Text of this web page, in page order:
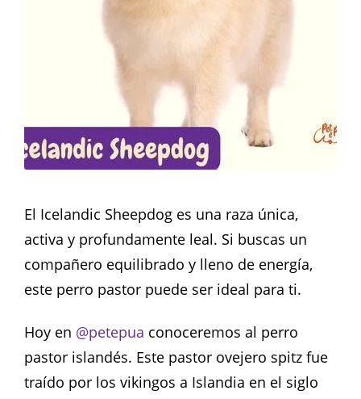
El Icelandic Sheepdog es una raza única,
activa y profundamente leal. Si buscas un
compañero equilibrado y lleno de energía,
este perro pastor puede ser ideal para ti.
Hoy en @petepua conoceremos al perro
pastor islandés. Este pastor ovejero spitz fue
traído por los vikingos a Islandia en el siglo